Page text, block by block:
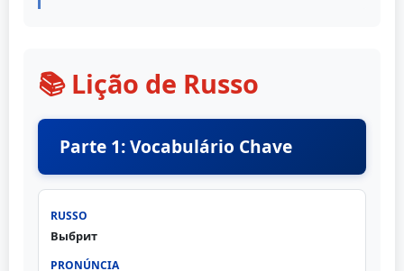
📚 Lição de Russo
Parte 1: Vocabulário Chave
Выбрит